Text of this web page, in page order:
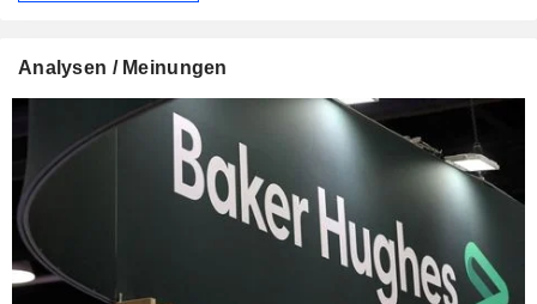
Analysen / Meinungen